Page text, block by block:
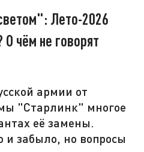
Лето-2026
чём не говорят
армии от
"Старлинк" многое
её замены.
и забыло, но вопросы